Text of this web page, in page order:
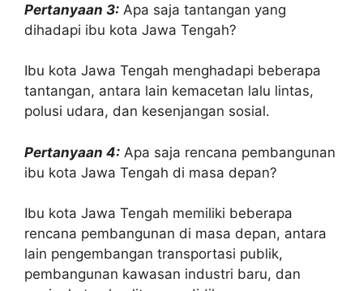
Pertanyaan 3: Apa saja tantangan yang
dihadapi ibu kota Jawa Tengah?
Ibu kota Jawa Tengah menghadapi beberapa
tantangan, antara lain kemacetan lalu lintas,
polusi udara, dan kesenjangan sosial.
Pertanyaan 4: Apa saja rencana pembangunan
ibu kota Jawa Tengah di masa depan?
Ibu kota Jawa Tengah memiliki beberapa
rencana pembangunan di masa depan, antara
lain pengembangan transportasi publik,
pembangunan kawasan industri baru, dan